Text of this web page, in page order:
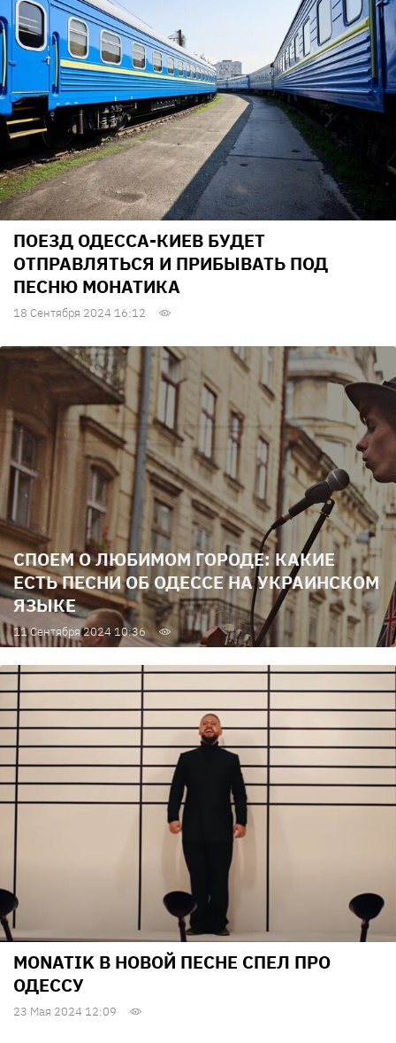
ПОЕЗД ОДЕССА-КИЕВ БУДЕТ
ОТПРАВЛЯТЬСЯ И ПРИБЫВАТЬ ПОД
ПЕСНЮ МОНАТИКА
18 Сентября 2024 16:12
СПОЕМ О ЛЮБИМОМ ГОРОДЕ: КАКИЕ
ЕСТЬ ПЕСНИ ОБ ОДЕССЕ НА УКРАИНСКОМ
ЯЗЫКЕ
11 Сентября 2024 10:36
MONATIK В НОВОЙ ПЕСНЕ СПЕЛ ПРО
ОДЕССУ
23 Мая 2024 12:09